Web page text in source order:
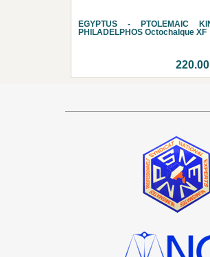
EGYPTUS - PTOLEMAIC
PHILADELPHOS Octochalque XF